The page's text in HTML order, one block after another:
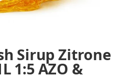
Sirup Zitrone
1:5 AZO &